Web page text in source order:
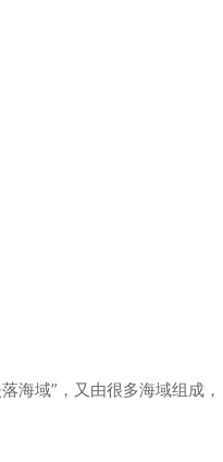
海域”，又由很多海域组成